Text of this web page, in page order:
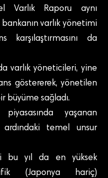
Varlık Raporu aynı
varlık yönetimi
karşılaştırmasını da
varlık yöneticileri, yine
göstererek, yönetilen
büyüme sağladı.
yaşanan
temel unsur
bu yıl da en yüksek
(Japonya hariç)